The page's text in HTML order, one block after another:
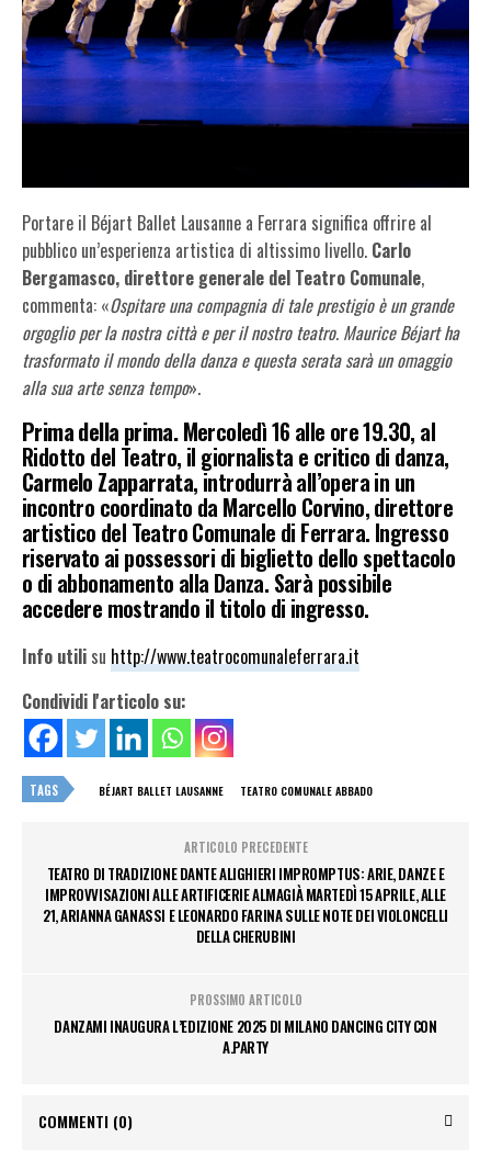
Portare il Béjart Ballet Lausanne a Ferrara significa offrire al
pubblico un’esperienza artistica di altissimo livello. Carlo
Bergamasco, direttore generale del Teatro Comunale,
commenta: «Ospitare una compagnia di tale prestigio è un grande
orgoglio per la nostra città e per il nostro teatro. Maurice Béjart ha
trasformato il mondo della danza e questa serata sarà un omaggio
alla sua arte senza tempo».
Prima della prima.Mercoledì 16 alle ore 19.30, al
Ridotto del Teatro, il giornalista e critico di danza,
Carmelo Zapparrata, introdurrà all’opera in un
incontro coordinato da Marcello Corvino, direttore
artistico del Teatro Comunale di Ferrara. Ingresso
riservato ai possessori di biglietto dello spettacolo
o di abbonamento alla Danza. Sarà possibile
accedere mostrando il titolo di ingresso.
Info utili su http://www.teatrocomunaleferrara.it
Condividi l'articolo su:
TAGS BÉJART BALLET LAUSANNE TEATRO COMUNALE ABBADO
ARTICOLO PRECEDENTE
TEATRO DI TRADIZIONE DANTE ALIGHIERI IMPROMPTUS: ARIE, DANZE E
IMPROVVISAZIONI ALLE ARTIFICERIE ALMAGIÀ MARTEDÌ 15 APRILE, ALLE
21, ARIANNA GANASSI E LEONARDO FARINA SULLE NOTE DEI VIOLONCELLI
DELLA CHERUBINI
PROSSIMO ARTICOLO
DANZAMI INAUGURA L’EDIZIONE 2025 DI MILANO DANCING CITY CON
A.PARTY
COMMENTI (0)